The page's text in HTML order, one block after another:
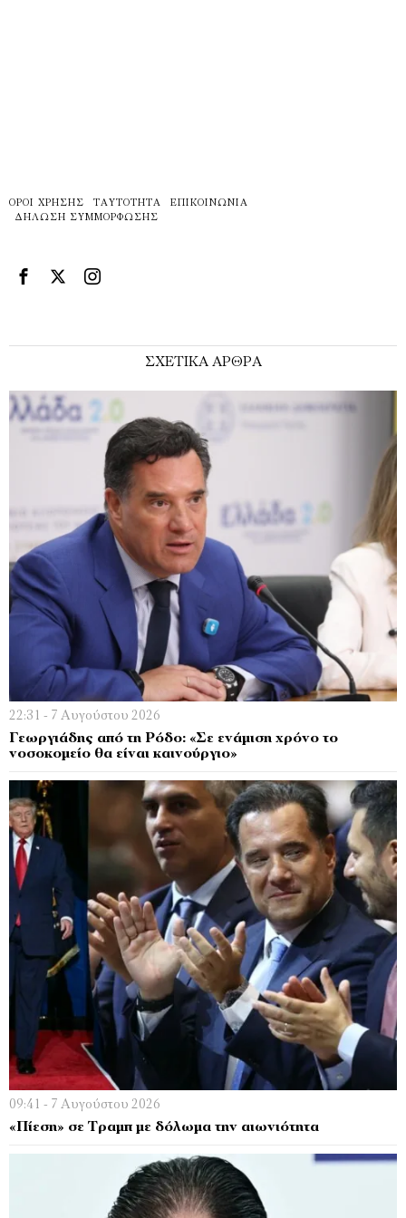
ΌΡΟΙ ΧΡΉΣΗΣ ΤΑΥΤΌΤΗΤΑ
ΕΠΙΚΟΙΝΩΝΊΑ
ΔΉΛΩΣΗ ΣΥΜΜΌΡΦΩΣΗΣ
ΣΧΕΤΙΚΑ ΑΡΘΡΑ
22:31 - 7 Αυγούστου 2026
Γεωργιάδης από τη Ρόδο: «Σε ενάμιση χρόνο το
νοσοκομείο θα είναι καινούργιο»
09:41 - 7 Αυγούστου 2026
«Πίεση» σε Τραμπ με δόλωμα την αιωνιότητα